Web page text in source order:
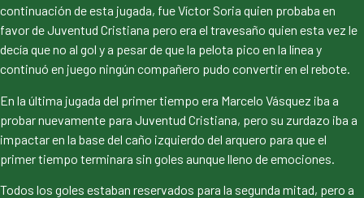
continuación de esta jugada, fue Víctor Soria quien probaba en
favor de Juventud Cristiana pero era el travesaño quien esta vez le
decía que no al gol y a pesar de que la pelota pico en la línea y
continuó en juego ningún compañero pudo convertir en el rebote.
En la última jugada del primer tiempo era Marcelo Vásquez iba a
probar nuevamente para Juventud Cristiana, pero su zurdazo iba a
impactar en la base del caño izquierdo del arquero para que el
primer tiempo terminara sin goles aunque lleno de emociones.
Todos los goles estaban reservados para la segunda mitad, pero a